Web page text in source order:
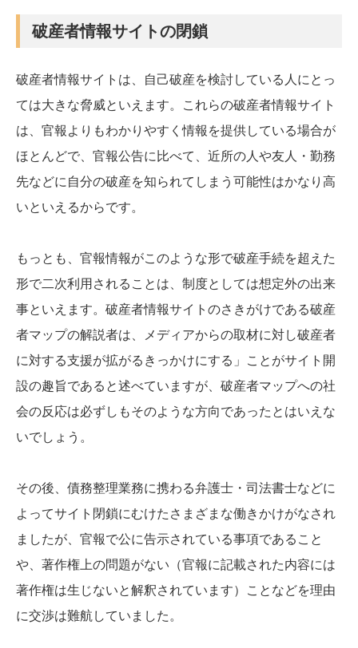
破産者情報サイトの閉鎖
破産者情報サイトは、自己破産を検討している人にとっ
ては大きな脅威といえます。これらの破産者情報サイト
は、官報よりもわかりやすく情報を提供している場合が
ほとんどで、官報公告に比べて、近所の人や友人・勤務
先などに自分の破産を知られてしまう可能性はかなり高
いといえるからです。
もっとも、官報情報がこのような形で破産手続を超えた
形で二次利用されることは、制度としては想定外の出来
事といえます。破産者情報サイトのさきがけである破産
者マップの解説者は、メディアからの取材に対し破産者
に対する支援が拡がるきっかけにする」ことがサイト開
設の趣旨であると述べていますが、破産者マップへの社
会の反応は必ずしもそのような方向であったとはいえな
いでしょう。
その後、債務整理業務に携わる弁護士・司法書士などに
よってサイト閉鎖にむけたさまざまな働きかけがなされ
ましたが、官報で公に告示されている事項であること
や、著作権上の問題がない（官報に記載された内容には
著作権は生じないと解釈されています）ことなどを理由
に交渉は難航していました。